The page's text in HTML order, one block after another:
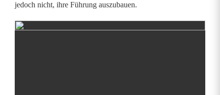
n
d
jedoch nicht, ihre Führung auszubauen.